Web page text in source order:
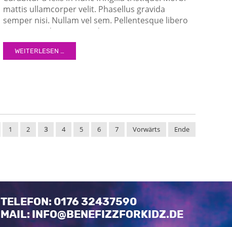
mattis ullamcorper velit. Phasellus gravida
semper nisi. Nullam vel sem. Pellentesque libero
tortor, tincidunt et, tincidunt eget, semper nec,
quam. Sed hendrerit. Morbi ac felis. Nunc egestas,
augue at pellentesque laoreet.
WEITERLESEN …
1 2 3 4 5 6 7 Vorwärts Ende
TELEFON: 0176 32437590
MAIL: INFO@BENEFIZZFORKIDZ.DE